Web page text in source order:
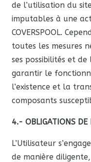
de l’utilisation du
imputables à une
COVERSPOOL.
toutes les mesures
ses possibilités et
garantir le
l’existence et la
composants
4.- OBLIGATIONS DE
L’Utilisateur
de manière